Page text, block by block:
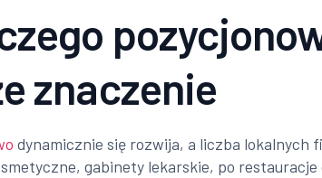
znaczenie
dynamicznie się rozwija, a liczba lokalnych
gabinety lekarskie, po